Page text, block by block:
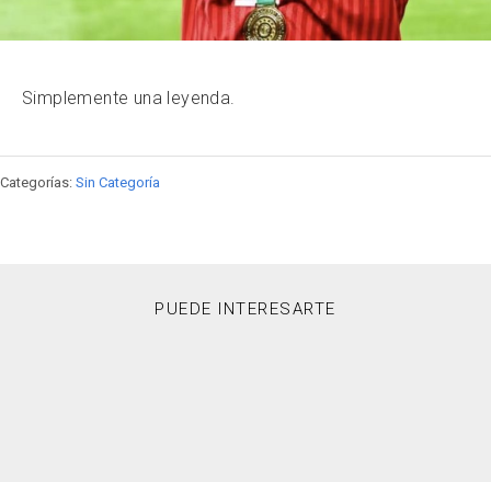
Simplemente una leyenda.
Categorías: Sin Categoría
PUEDE INTERESARTE